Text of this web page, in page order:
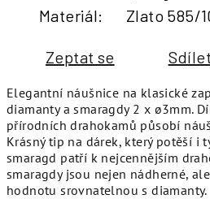
Elegantní náušnice na klasické
diamanty a smaragdy 2 x ø3mm.
přírodních drahokamů působí
Krásný tip na dárek, který potěší i
smaragd patří k nejcennějším
smaragdy jsou nejen nádherné,
hodnotu srovnatelnou s diamanty.
Materiál: Zlato 585/
Zeptat se Sdílet